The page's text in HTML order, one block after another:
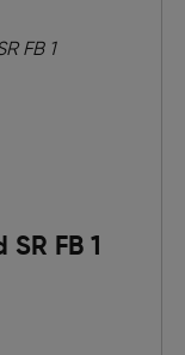
FB 1